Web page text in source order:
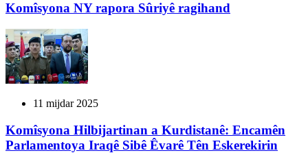
Komîsyona NY rapora Sûriyê ragihand
11 mijdar 2025
Komîsyona Hilbijartinan a Kurdistanê: Encamên
Parlamentoya Iraqê Sibê Êvarê Tên Eskerekirin